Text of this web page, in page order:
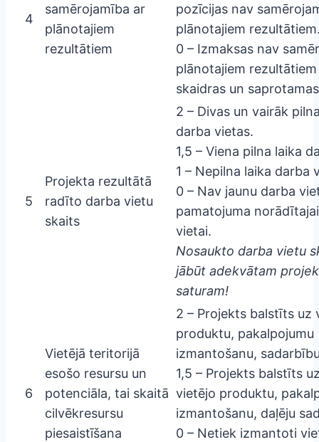
4
samērojamība ar
plānotajiem
rezultātiem
pozīcijas nav
plānotajiem
0 – Izmaksas nav
plānotajiem
skaidras un
5
Projekta rezultātā
radīto darba vietu
skaits
2 – Divas un vairāk
darba vietas.
1,5 – Viena pilna laika
1 – Nepilna laika darba
0 – Nav jaunu darba
pamatojuma
vietai.
Nosaukto darba vietu
jābūt adekvātam
saturam!
6
Vietējā teritorijā
esošo resursu un
potenciāla, tai skaitā
cilvēkresursu
piesaistīšana
2 – Projekts balstīts uz
produktu, pakalpojumu
izmantošanu,
1,5 – Projekts balstīts
vietējo produktu,
izmantošanu, daļēju
0 – Netiek izmantoti